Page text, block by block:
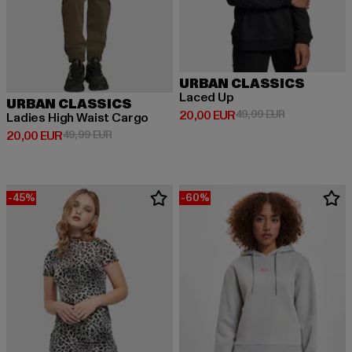
URBAN CLASSICS
Ladies High Waist Cargo
20,00 EUR
Derzeitiger Preis: 20,00 EUR
49,99 EURAktionspreis: 49,99 EUR
URBAN CLASSICS
Laced Up
20,00 EUR
Derzeitiger Preis: 20,00 EUR
49,99 EURAktionspreis:
-45% -60%